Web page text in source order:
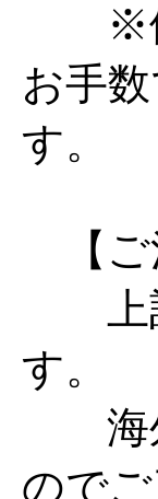
※他
お手
す。
【ご
上記
す。
海外
のでご